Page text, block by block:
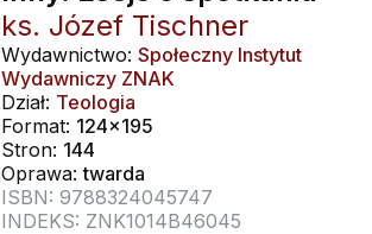
ks. Józef Tischner
Wydawnictwo: Społeczny Instytut
Wydawniczy ZNAK
Dział: Teologia
Format: 124x195
Stron: 144
Oprawa:twarda
ISBN: 9788324045747
INDEKS: ZNK1014B46045